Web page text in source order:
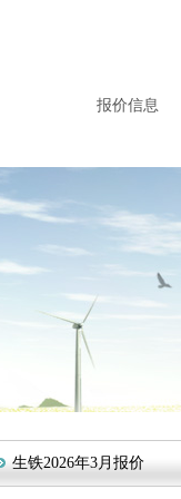
报价信息
生铁2026年3月报价